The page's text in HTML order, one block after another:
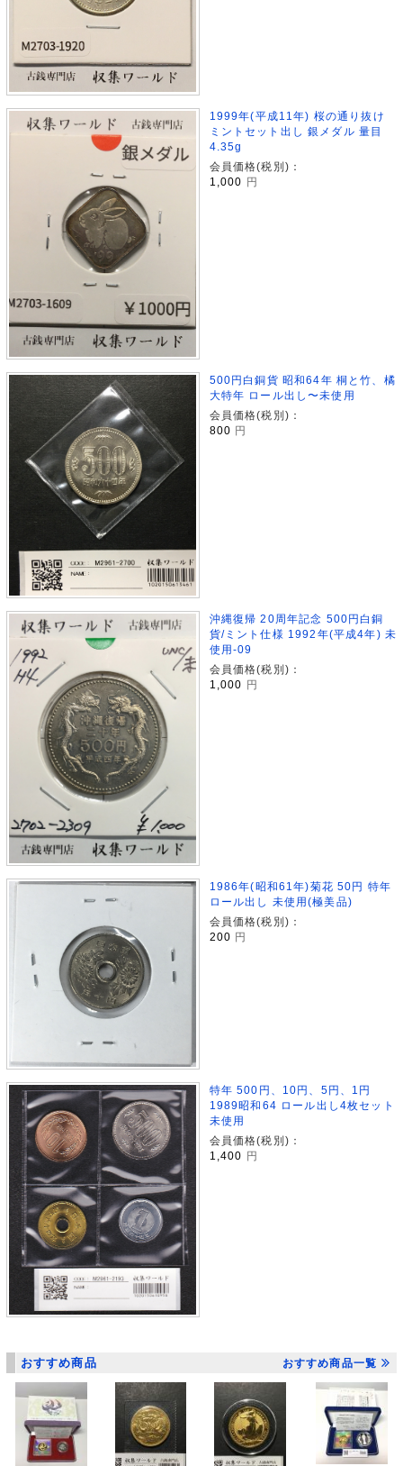
1999年(平成11年) 桜の通り抜け
ミントセット出し 銀メダル 量目
4.35g
会員価格(税別)：
1,000 円
500円白銅貨 昭和64年 桐と竹、橘
大特年 ロール出し〜未使用
会員価格(税別)：
800 円
沖縄復帰 20周年記念 500円白銅
貨/ミント仕様 1992年(平成4年) 未
使用-09
会員価格(税別)：
1,000
円
1986年(昭和61年)菊花 50円 特年
ロール出し 未使用(極美品)
会員価格(税別)：
200 円
特年 500円、10円、5円、1円
1989昭和64 ロール出し4枚セット
未使用
会員価格(税別)：
1,400 円
おすすめ商品 おすすめ商品一覧